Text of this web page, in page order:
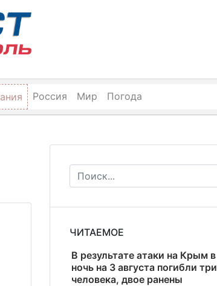
Россия Мир Погода
ЧИТАЕМОЕ
В результате атаки на Крым в
ночь на 3 августа погибли три
человека, двое ранены